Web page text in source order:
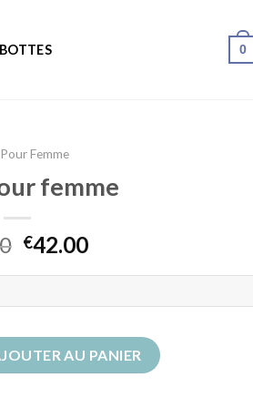
0
Femme
femme
€42.00
femme AU PANIER